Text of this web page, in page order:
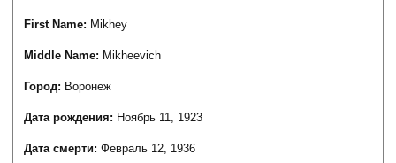
First Name: Mikhey
Middle Name: Mikheevich
Город: Воронеж
Дата рождения: Ноябрь 11, 1923
Дата смерти:Февраль 12, 1936